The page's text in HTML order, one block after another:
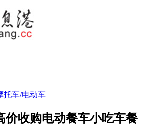
托车/电动车
价收购电动餐车小吃车餐